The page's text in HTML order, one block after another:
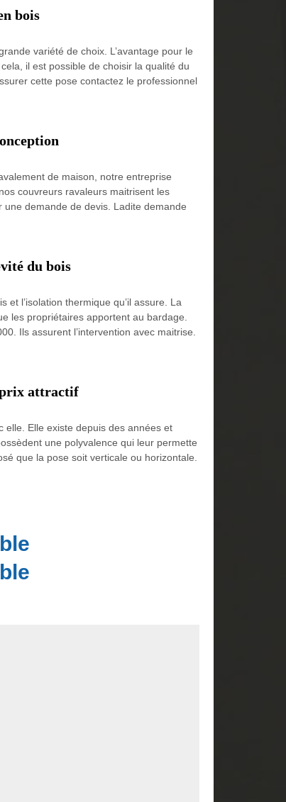
bois
variété de choix. L’avantage pour le
il est possible de choisir la qualité du
cette pose contactez le professionnel
de maison, notre entreprise
couvreurs ravaleurs maitrisent les
demande de devis. Ladite demande
du bois
l’isolation thermique qu’il assure. La
les propriétaires apportent au bardage.
Ils assurent l’intervention avec maitrise.
prix attractif
elle. Elle existe depuis des années et
une polyvalence qui leur permette
que la pose soit verticale ou horizontale.